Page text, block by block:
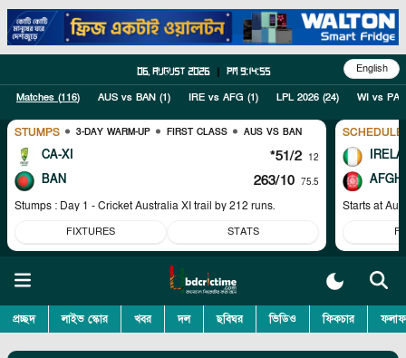
06, August 2026 pm 9:14:56 English
Matches (116) AUS vs BAN (1) IRE vs AFG (1) LPL 2026 (24) WI vs PAK
STUMPS 3-DAY WARM-UP FIRST CLASS AUS VS BAN
CA-XI *51/2 12
BAN 263/10 75.5
Stumps : Day 1 - Cricket Australia XI trail by 212 runs.
FIXTURES STATS
Starts at
প্রচ্ছদ লাইভ স্কোর খবর দল ছবিঘর ভিডিও ফিকচার